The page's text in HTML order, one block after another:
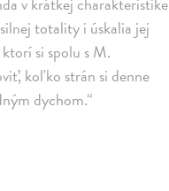
totality i úskalia jej
si spolu s M.
kol'ko strán si denne
dychom.“